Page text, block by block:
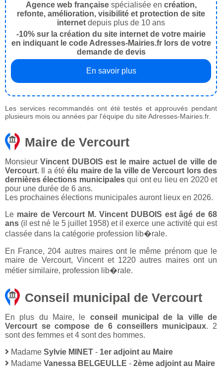
Agence web françaisespécialisée en création,
refonte, amélioration, visibilité et protection de site
internet depuis plus de 10 ans
-10% sur la création du site internet de votre mairie
en indiquant le code Adresses-Mairies.fr lors de votre
demande de devis
En savoir plus
Les services recommandés ont été testés et approuvés pendant
plusieurs mois ou années par l'équipe du site Adresses-Mairies.fr.
Maire de Vercourt
MonsieurVincent DUBOIS est le maire actuel de ville de
Vercourt. Il a étéélu maire de la ville de Vercourt lors des
dernières élections municipalesqui ont eu lieu en 2020 et
pour une durée de 6 ans.
Les prochaines élections municipales auront lieux en 2026.
Le maire de Vercourt M. Vincent DUBOIS est âgé de 68
ans (il est né le 5 juillet 1958) et il exerce une activité qui est
classée dans la catégorie profession lib�rale.
En France, 204 autres maires ont le même prénom que le
maire de Vercourt, Vincent et 1220 autres maires ont un
métier similaire, profession lib�rale.
Conseil municipal de Vercourt
En plus du Maire, le conseil municipal de la ville de
Vercourt se compose de 6 conseillers municipaux. 2
sont des femmes et 4 sont des hommes.
Madame Sylvie MINET - 1er adjoint au Maire
Madame Vanessa BELGEULLE - 2ème adjoint au Maire